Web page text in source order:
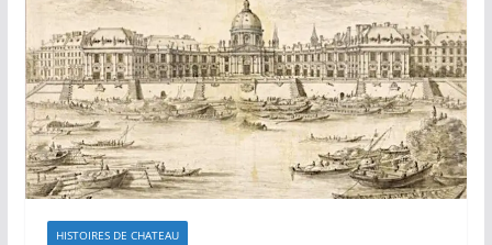
HISTOIRES DE CHATEAU